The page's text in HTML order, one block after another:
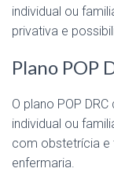
individual ou
privativa e
Plano POP
O plano POP
individual ou
com obstetrícia e
enfermaria.